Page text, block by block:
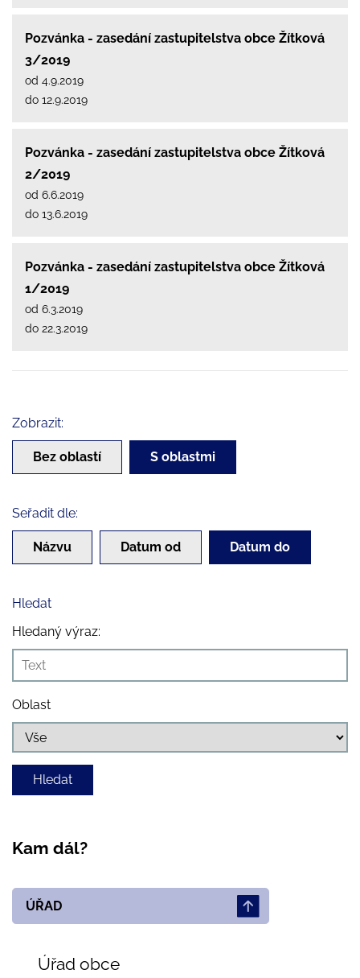
Pozvánka - zasedání zastupitelstva obce Žítková
3/2019
od 4.9.2019
do 12.9.2019
Pozvánka - zasedání zastupitelstva obce Žítková
2/2019
od 6.6.2019
do 13.6.2019
Pozvánka - zasedání zastupitelstva obce Žítková
1/2019
od 6.3.2019
do 22.3.2019
Zobrazit:
Bez oblastí S oblastmi
Seřadit dle:
Názvu Datum od Datum do
Hledat
Hledaný výraz:
Oblast
Kam dál?
ÚŘAD
Úřad obce